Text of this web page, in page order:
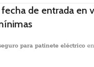
de entrada en
para patinete eléctrico